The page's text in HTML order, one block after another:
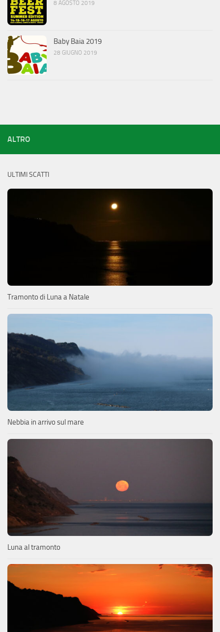
8 AGOSTO 2019
Baby Baia 2019
28 GIUGNO 2019
ALTRO
ULTIMI SCATTI
Tramonto di Luna a Natale
Nebbia in arrivo sul mare
Luna al tramonto